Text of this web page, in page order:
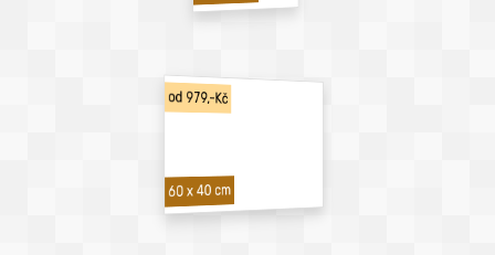
od 979,-Kč
60 x 40 cm